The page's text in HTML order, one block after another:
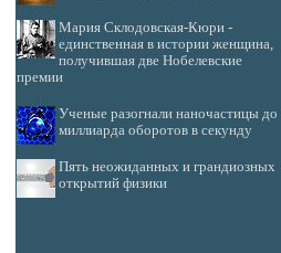
Мария Склодовская-Кюри -
единственная в истории женщина,
получившая две Нобелевские
премии
Ученые разогнали наночастицы до
миллиарда оборотов в секунду
Пять неожиданных и грандиозных
открытий физики